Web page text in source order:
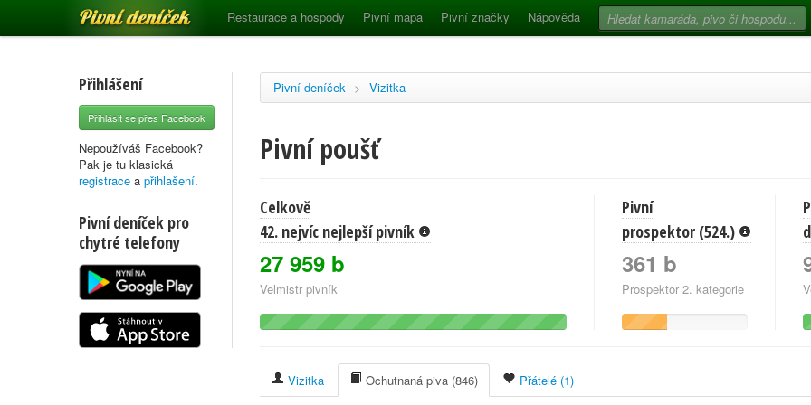
Pivní deníček Restaurace a hospody Pivní mapa Pivní značky Nápověda
Přihlášení
Přihlásit se přes Facebook
Nepoužíváš Facebook?
Pak je tu klasická
registrace a přihlašení.
Pivní deníček pro
chytré telefony
Pivní deníček > Vizitka
Pivní poušť
Celkově
42. nejvíc nejlepší pivník
27 959 b
Velmistr pivník
Pivní
prospektor (524.)
361 b
Prospektor 2. kategorie
Vizitka Ochutnaná piva (846) Přátelé (1)